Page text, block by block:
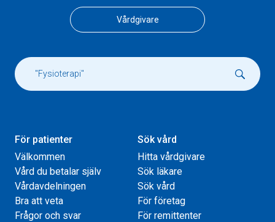
Vårdgivare
För patienter
Välkommen
Vård du betalar själv
Vårdavdelningen
Bra att veta
Frågor och svar
Sök vård
Hitta vårdgivare
Sök läkare
Sök vård
För företag
För remittenter